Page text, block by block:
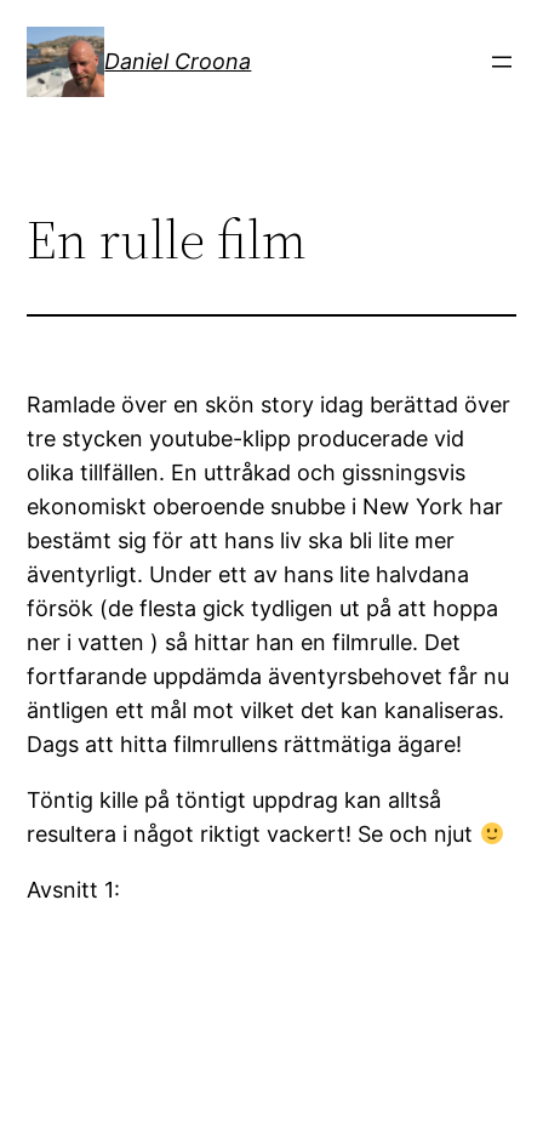
innehåll
Daniel Croona
En rulle film
Ramlade över en skön story idag berättad över
tre stycken youtube-klipp producerade vid
olika tillfällen. En uttråkad och gissningsvis
ekonomiskt oberoende snubbe i New York har
bestämt sig för att hans liv ska bli lite mer
äventyrligt. Under ett av hans lite halvdana
försök (de flesta gick tydligen ut på att hoppa
ner i vatten ) så hittar han en filmrulle. Det
fortfarande uppdämda äventyrsbehovet får nu
äntligen ett mål mot vilket det kan kanaliseras.
Dags att hitta filmrullens rättmätiga ägare!
Töntig kille på töntigt uppdrag kan alltså
resultera i något riktigt vackert! Se och njut
Avsnitt 1: